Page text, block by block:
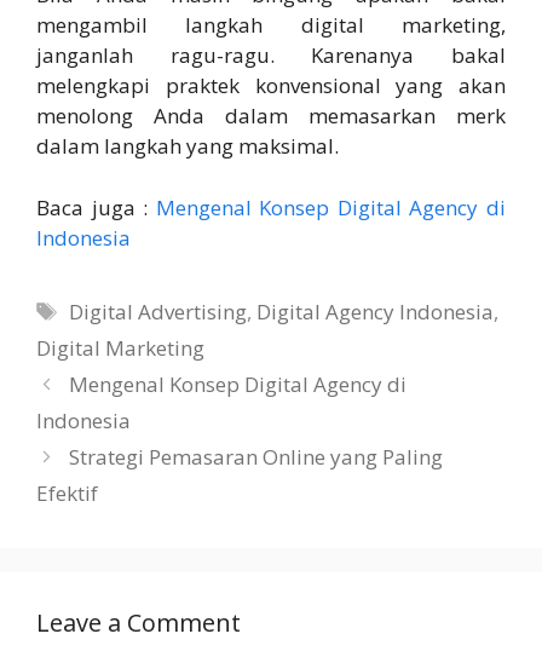
mengambil langkah digital marketing,
janganlah ragu-ragu. Karenanya bakal
melengkapi praktek konvensional yang akan
menolong Anda dalam memasarkan merk
dalam langkah yang maksimal.
Baca juga : Mengenal Konsep Digital Agency di
Indonesia
Tags
Digital Advertising, Digital Agency Indonesia,
Digital Marketing
Mengenal Konsep Digital Agency di
Indonesia
Strategi Pemasaran Online yang Paling
Efektif
Leave a Comment